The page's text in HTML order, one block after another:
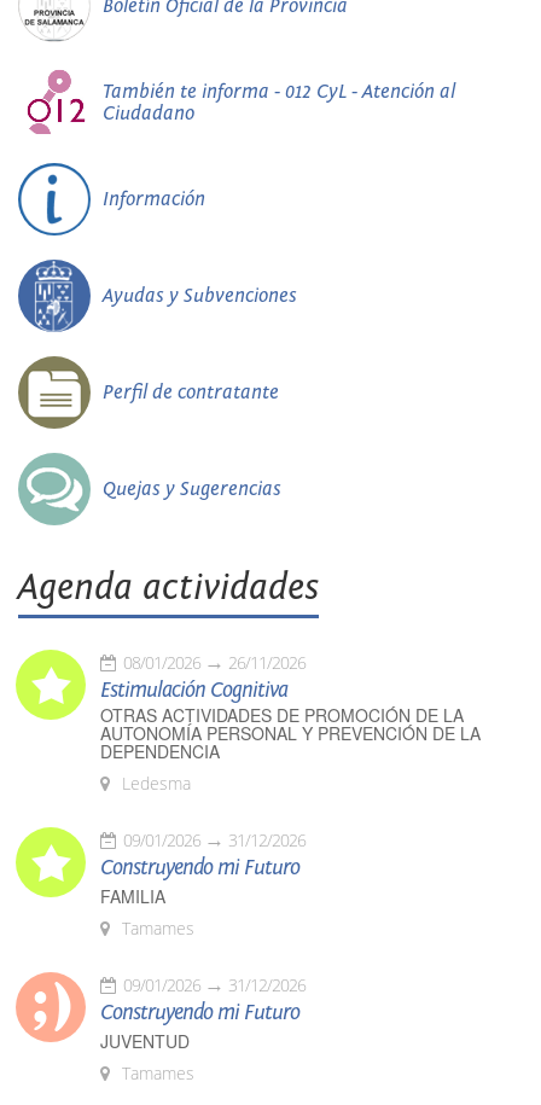
Boletín Oficial de la Provincia
También te informa - 012 CyL - Atención al
Ciudadano
Información
Ayudas y Subvenciones
Perfil de contratante
Quejas y Sugerencias
Agenda actividades
08/01/2026 26/11/2026
Estimulación Cognitiva
OTRAS ACTIVIDADES DE PROMOCIÓN DE LA
AUTONOMÍA PERSONAL Y PREVENCIÓN DE LA
DEPENDENCIA
Ledesma
09/01/2026 31/12/2026
Construyendo mi Futuro
FAMILIA
Tamames
09/01/2026 31/12/2026
Construyendo mi Futuro
JUVENTUD
Tamames